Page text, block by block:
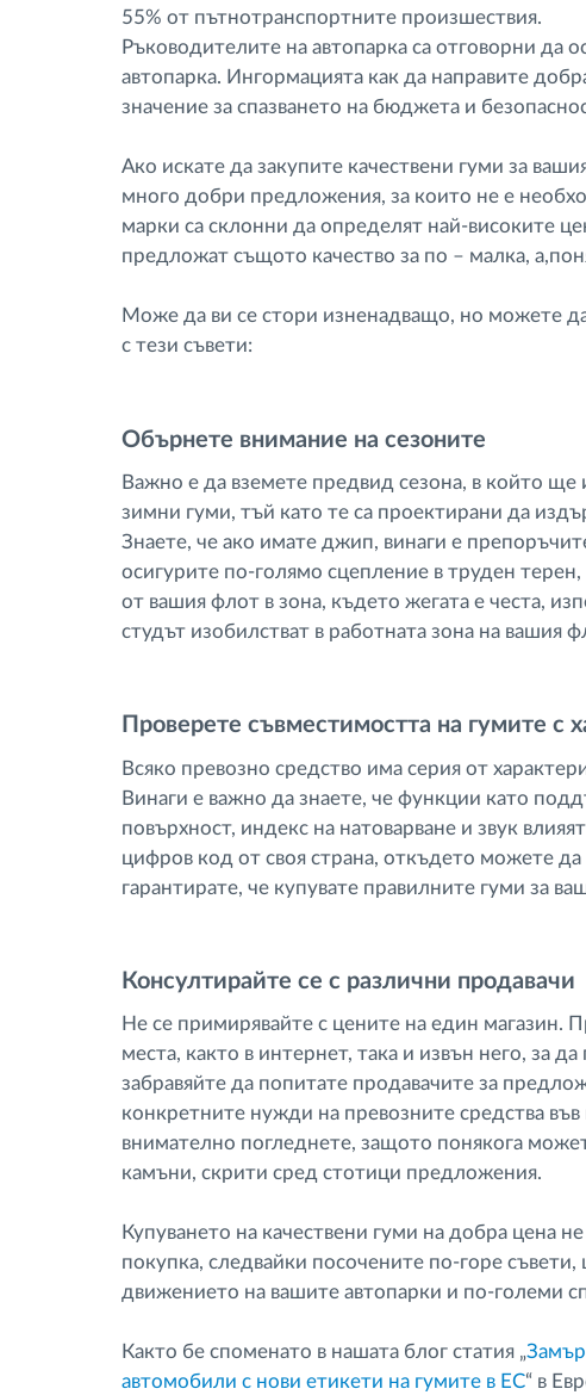
55% от пътнотранспортните произшествия.
Ръководителите на автопарка са отговорни да
автопарка. Ингормацията как да направите
значение за спазването на бюджета и
Ако искате да закупите качествени гуми за
много добри предложения, за които не е
марки са склонни да определят най-високите
предложат същото качество за по – малка,
Може да ви се стори изненадващо, но можете
с тези съвети:
Oбърнете внимание на сезоните
Важно е да вземете предвид сезона, в който ще
зимни гуми, тъй като те са проектирани да
Знаeте, че ако имате джип, винаги е
осигурите по-голямо сцепление в труден
от вашия флот в зона, където жегата е честа,
студът изобилстват в работната зона на вашия
Проверете съвместимостта на гумите с
Всяко превозно средство има серия от
Винаги е важно да знаете, че функции като
повърхност, индекс на натоварване и звук
цифров код от своя страна, откъдето можете
гарантирате, че купувате правилните гуми за
Консултирайте се с различни продавачи
Не се примирявайте с цените на един магазин.
места, както в интернет, така и извън него, за
забравяйте да попитате продавачите за
конкретните нужди на превозните средства
внимателно погледнете, защото понякога
камъни, скрити сред стотици предложения.
Купуването на качествени гуми на добра цена
покупка, следвайки посочените по-горе
движението на вашите автопарки и по-големи
Както бе споменато в нашата блог статия „
автомобили с нови етикети на гумите в ЕС“ в